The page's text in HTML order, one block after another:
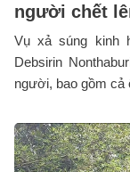
người chết
Vụ xả súng kinh
Debsirin
người, bao gồm cả